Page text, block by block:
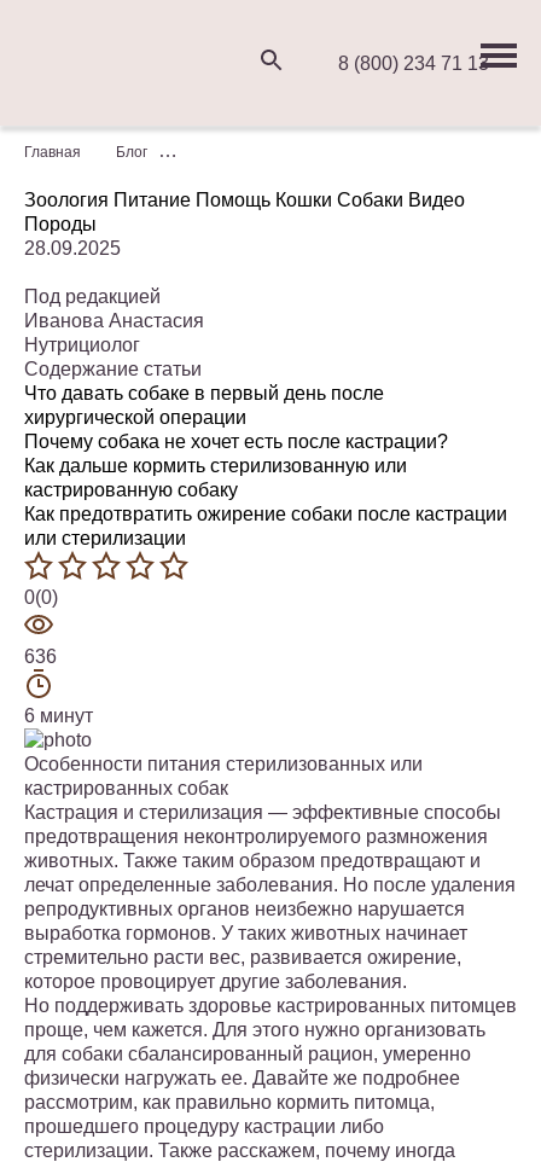
8 (800) 234 71 13
Главная Блог
Зоология Питание Помощь Кошки Собаки Видео
Породы
28.09.2025
Под редакцией
Иванова Анастасия
Нутрициолог
Содержание статьи
Что давать собаке в первый день после
хирургической операции
Почему собака не хочет есть после кастрации?
Как дальше кормить стерилизованную или
кастрированную собаку
Как предотвратить ожирение собаки после кастрации
или стерилизации
0(0)
636
6 минут
Особенности питания стерилизованных или
кастрированных собак
Кастрация и стерилизация — эффективные способы
предотвращения неконтролируемого размножения
животных. Также таким образом предотвращают и
лечат определенные заболевания. Но после удаления
репродуктивных органов неизбежно нарушается
выработка гормонов. У таких животных начинает
стремительно расти вес, развивается ожирение,
которое провоцирует другие заболевания.
Но поддерживать здоровье кастрированных питомцев
проще, чем кажется. Для этого нужно организовать
для собаки сбалансированный рацион, умеренно
физически нагружать ее. Давайте же подробнее
рассмотрим, как правильно кормить питомца,
прошедшего процедуру кастрации либо
стерилизации. Также расскажем, почему иногда